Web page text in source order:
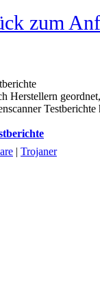
zum
Herstellern
Testberichte
| Trojaner